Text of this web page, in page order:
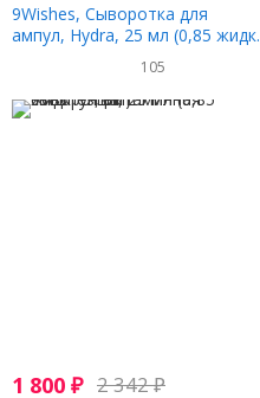
9Wishes, Сыворотка для
ампул, Hydra, 25 мл (0,85 жидк.
105
1 800 ₽ 2 342₽